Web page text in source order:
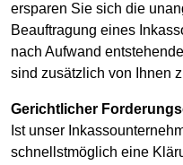
ersparen Sie sich die
Beauftragung eines
nach Aufwand
sind zusätzlich von Ihnen
Gerichtlicher
Ist unser
schnellstmöglich eine